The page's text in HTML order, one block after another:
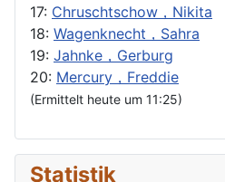
17: Chruschtschow，Nikita
18: Wagenknecht，Sahra
19: Jahnke，Gerburg
20: Mercury，Freddie
(Ermittelt heute um 11:25)
Statistik